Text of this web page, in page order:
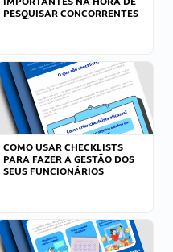
PESQUISAR CONCORRENTES
COMO USAR CHECKLISTS
PARA FAZER A GESTÃO DOS
SEUS FUNCIONÁRIOS